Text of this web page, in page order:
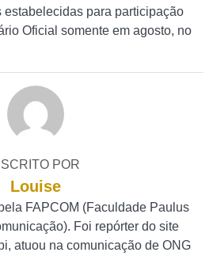
estabelecidas para participação
Oficial somente em agosto, no
POR
Louise
FAPCOM (Faculdade Paulus
Foi repórter do site
atuou na comunicação de ONG